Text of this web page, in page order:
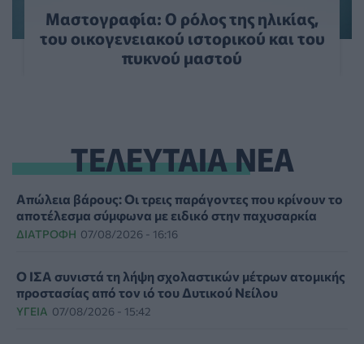
Μαστογραφία: Ο ρόλος της ηλικίας,
του οικογενειακού ιστορικού και του
πυκνού μαστού
ΤΕΛΕΥΤΑΙΑ ΝΕΑ
Απώλεια βάρους: Οι τρεις παράγοντες που κρίνουν το
αποτέλεσμα σύμφωνα με ειδικό στην παχυσαρκία
ΔΙΑΤΡΟΦΉ 07/08/2026 - 16:16
Ο ΙΣΑ συνιστά τη λήψη σχολαστικών μέτρων ατομικής
προστασίας από τον ιό του Δυτικού Νείλου
ΥΓΕΊΑ 07/08/2026 - 15:42